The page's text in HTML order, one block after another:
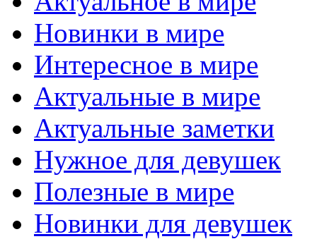
Новинки в мире
Интересное в мире
Актуальные в мире
Актуальные заметки
Нужное для девушек
Полезные в мире
Новинки для девушек